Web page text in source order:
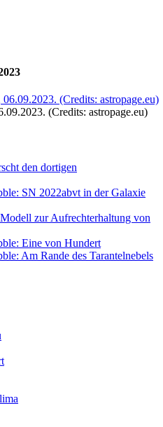
(Credits: astropage.eu)
den dortigen
SN 2022abvt in der Galaxie
zur Aufrechterhaltung von
Eine von Hundert
Am Rande des Tarantelnebels